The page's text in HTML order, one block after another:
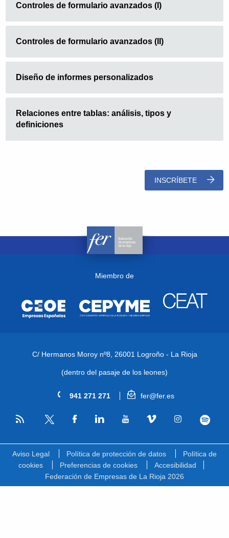
Controles de formulario avanzados (I)
Controles de formulario avanzados (II)
Diseño de informes personalizados
Relaciones entre tablas: análisis, tipos y
definiciones
INSCRÍBETE
Miembro de
C/ Hermanos Moroy nº8, 26001 Logroño - La Rioja
(dentro del pasaje de los leones)
941 271 271 fer@fer.es
RSS
Aviso Legal Política de protección de datos
Política de
cookies
Preferencias de cookies
Accesibilidad
Federación de Empresas de La Rioja 2026